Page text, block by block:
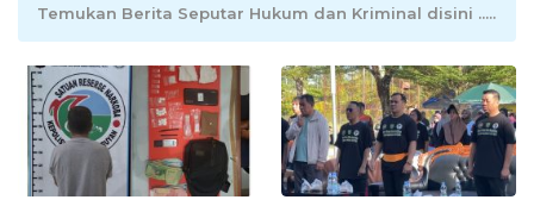
Temukan Berita Seputar Hukum dan Kriminal disini .....